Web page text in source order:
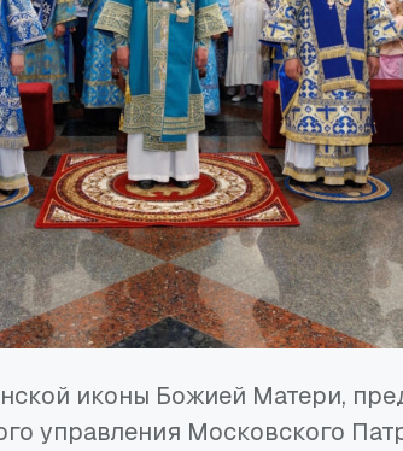
иконы Божией Матери,
управления Московского